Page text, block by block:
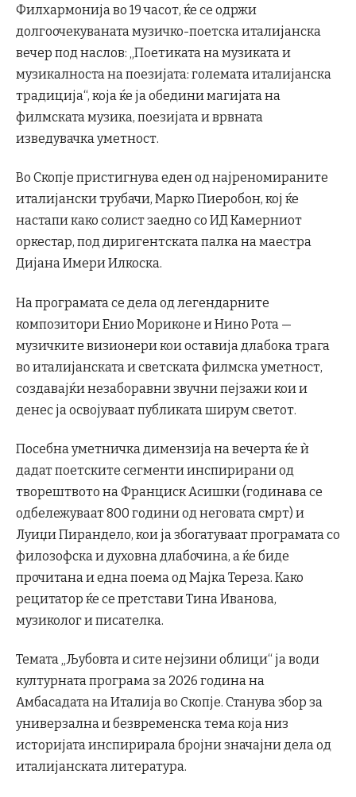
Филхармонија во 19 часот, ќе се одржи
долгоочекуваната музичко-поетска италијанска
вечер под наслов: „Поетиката на музиката и
музикалноста на поезијата: големата италијанска
традиција“, која ќе ја обедини магијата на
филмската музика, поезијата и врвната
изведувачка уметност.
Во Скопје пристигнува еден од најреномираните
италијански трубачи, Марко Пиеробон, кој ќе
настапи како солист заедно со ИД Камерниот
оркестар, под диригентската палка на маестра
Дијана Имери Илкоска.
На програмата се дела од легендарните
композитори Енио Мориконе и Нино Рота —
музичките визионери кои оставија длабока трага
во италијанската и светската филмска уметност,
создавајќи незаборавни звучни пејзажи кои и
денес ја освојуваат публиката ширум светот.
Посебна уметничка димензија на вечерта ќе ѝ
дадат поетските сегменти инспирирани од
творештвото на Франциск Асишки (годинава се
одбележуваат 800 години од неговата смрт) и
Луиџи Пирандело, кои ја збогатуваат програмата со
филозофска и духовна длабочина, а ќе биде
прочитана и една поема од Мајка Тереза. Како
рецитатор ќе се претстави Тина Иванова,
музиколог и писателка.
Темата „Љубовта и сите нејзини облици“ ја води
културната програма за 2026 година на
Амбасадата на Италија во Скопје. Станува збор за
универзална и безвременска тема која низ
историјата инспирирала бројни значајни дела од
италијанската литература.